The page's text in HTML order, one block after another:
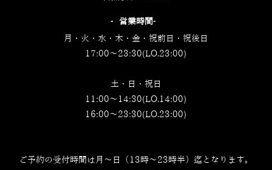
‐営業時間‐
月・火・水・木・金・祝前日・祝後日
17:00～23:30(LO.23:00)
土・日・祝日
11:00～14:30(LO.14:00)
16:00～23:30(LO.23:00)
ご予約の受付時間は月～日（13時～23時半）迄となります。